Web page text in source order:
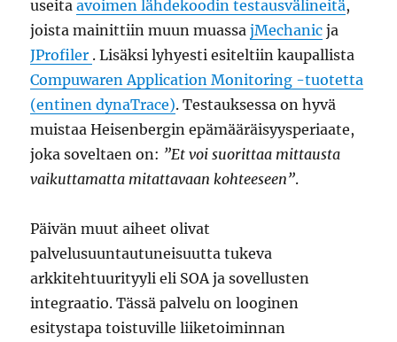
useitaavoimen lähdekoodin testausvälineitä,
joista mainittiin muun muassajMechanic ja
JProfiler . Lisäksi lyhyesti esiteltiin kaupallista
Compuwaren Application Monitoring -tuotetta
(entinen dynaTrace). Testauksessa on hyvä
muistaa Heisenbergin epämääräisyysperiaate,
joka soveltaen on: ”Et voi suorittaa mittausta
vaikuttamatta mitattavaan kohteeseen”.
Päivän muut aiheet olivat
palvelusuuntautuneisuutta tukeva
arkkitehtuurityyli eli SOA ja sovellusten
integraatio. Tässä palvelu on looginen
esitystapa toistuville liiketoiminnan